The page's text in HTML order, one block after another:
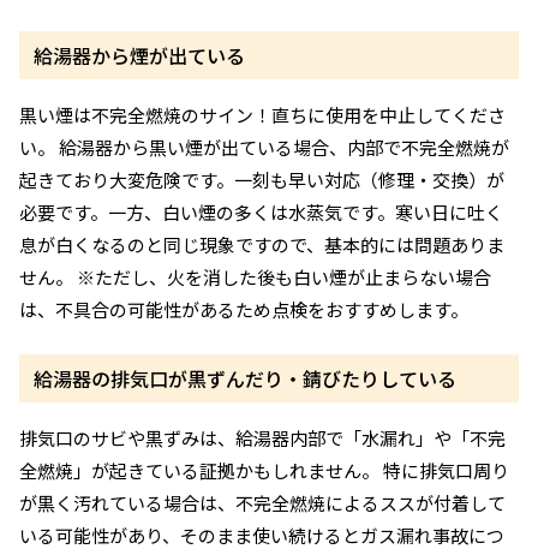
給湯器から煙が出ている
黒い煙は不完全燃焼のサイン！直ちに使用を中止してくださ
い。 給湯器から黒い煙が出ている場合、内部で不完全燃焼が
起きており大変危険です。一刻も早い対応（修理・交換）が
必要です。一方、白い煙の多くは水蒸気です。寒い日に吐く
息が白くなるのと同じ現象ですので、基本的には問題ありま
せん。 ※ただし、火を消した後も白い煙が止まらない場合
は、不具合の可能性があるため点検をおすすめします。
給湯器の排気口が黒ずんだり・錆びたりしている
排気口のサビや黒ずみは、給湯器内部で「水漏れ」や「不完
全燃焼」が起きている証拠かもしれません。 特に排気口周り
が黒く汚れている場合は、不完全燃焼によるススが付着して
いる可能性があり、そのまま使い続けるとガス漏れ事故につ